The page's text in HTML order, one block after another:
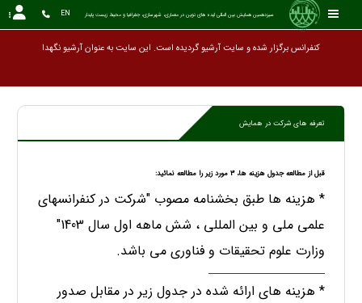
سیزدهمین همایش بین المللی ایده های نوین در معماری، شهرسازی، جغرافیا و محیط زیست پایدار EN
کنفرانس برگزار شده و سایت آرشیو گردیده است. این سایت به
تعرفه های شرکت در همایش
قبل از مطالعه جدول هزینه ها، 3 مورد زیر را مطالعه نمائید:
* هزینه ها طبق بخشنامه مصوب "شرکت در کنفرانسهای
علمی ملی و بین المللی ، شش ماهه اول سال 1403"
وزارت علوم تحقیقات و فناوری می باشد.
____________________________________
* هزینه های ارائه شده در جدول زیر در مقابل صدور